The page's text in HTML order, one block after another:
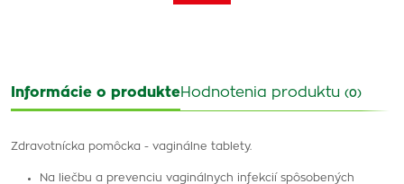
Informácie o produkteHodnotenia produktu (0)
Zdravotnícka pomôcka - vaginálne tablety.
Na liečbu a prevenciu vaginálnych infekcií spôsobených